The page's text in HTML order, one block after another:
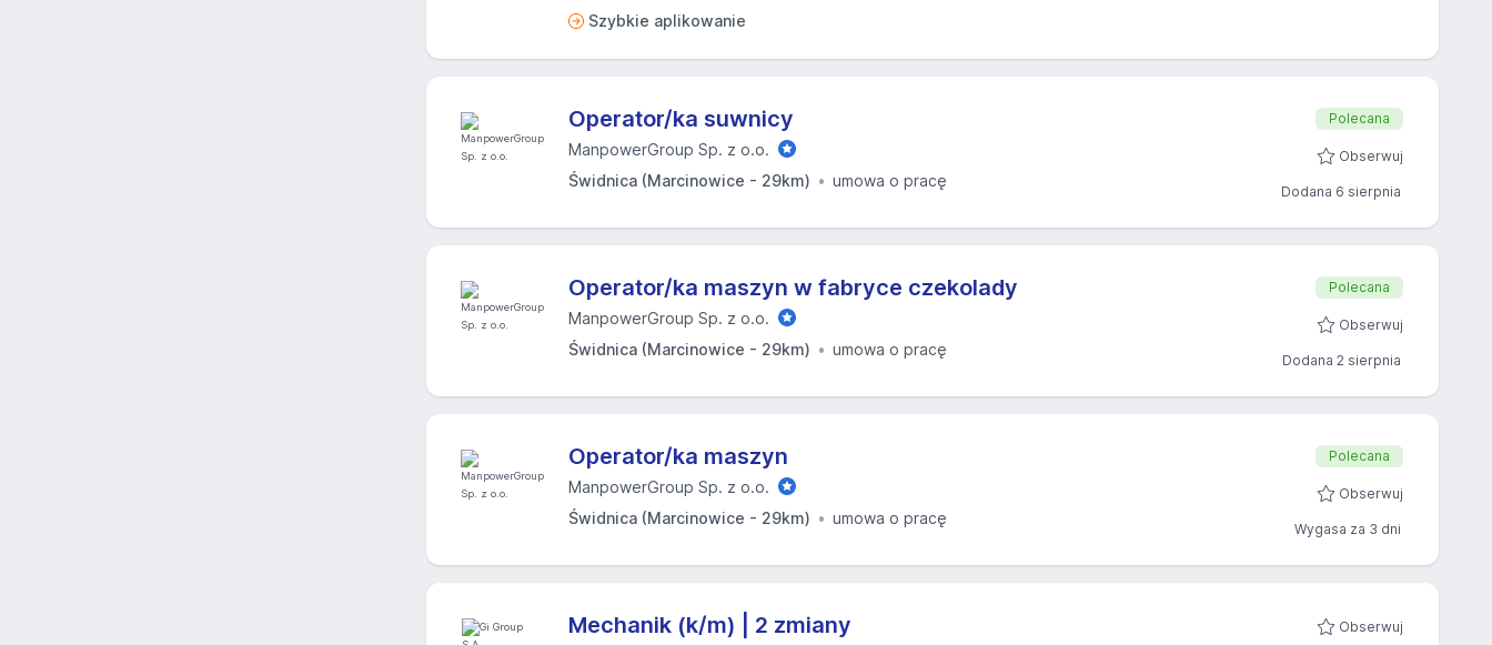
Szybkie aplikowanie
Operator/ka suwnicy
ManpowerGroup Sp. z o.o.
Świdnica (Marcinowice - 29km)
umowa o pracę
Polecana
Obserwuj
Dodana 6 sierpnia
Operator/ka maszyn w fabryce czekolady
ManpowerGroup Sp. z o.o.
Świdnica (Marcinowice - 29km)
umowa o pracę
Polecana
Obserwuj
Dodana 2 sierpnia
Operator/ka maszyn
ManpowerGroup Sp. z o.o.
Świdnica (Marcinowice - 29km)
umowa o pracę
Polecana
Obserwuj
Wygasa za 3 dni
Mechanik (k/m) | 2 zmiany Obserwuj